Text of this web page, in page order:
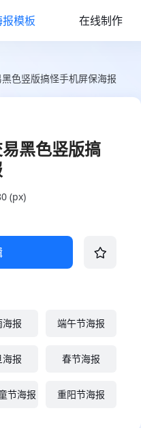
报模板 在线制作
色竖版搞怪手机屏保海报
黑色竖版搞
(px)
海报 端午节海报
海报 春节海报
节海报 重阳节海报